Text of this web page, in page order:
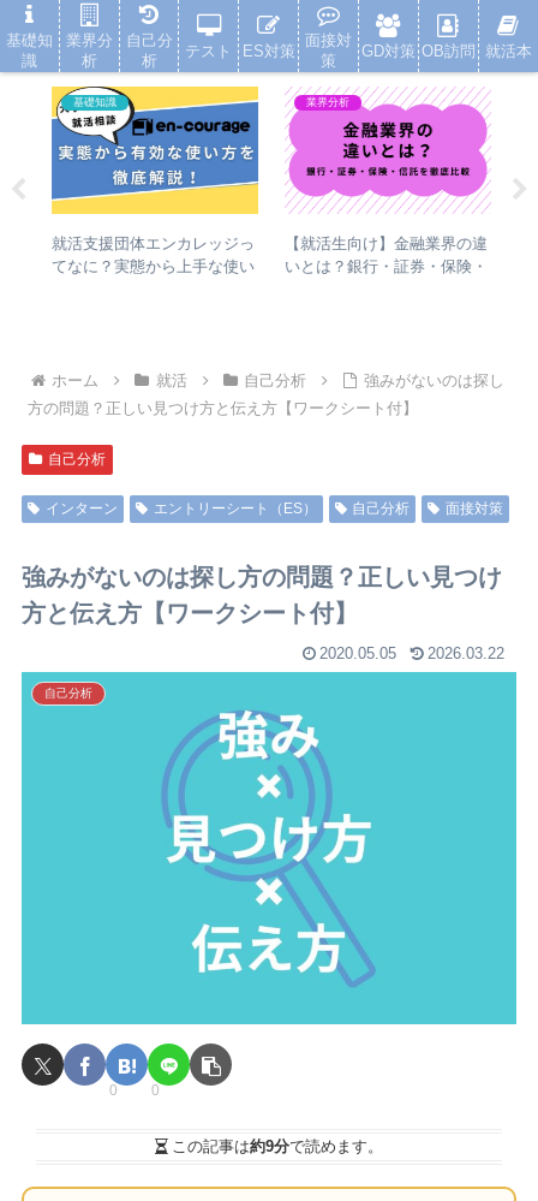
就活浪人した経験が、キャリアを変えた
基礎知識
就活支援団体エンカレッジっ
てなに？実態から上手な使い
業界分析
【就活生向け】金融業界の違
いとは？銀行・証券・保険・
ホーム 就活 自己分析
強みがないのは探し
方の問題？正しい見つけ方と伝え方【ワークシート付】
自己分析
インターン エントリーシート（ES） 自己分析 面接対策
強みがないのは探し方の問題？正しい見つけ
方と伝え方【ワークシート付】
2020.05.05 2026.03.22
自己分析
0 0
この記事は約9分で読めます。
基礎知
識
業界分
析
自己分
析
テスト ES対策
面接対
策
GD対策 OB訪問 就活本